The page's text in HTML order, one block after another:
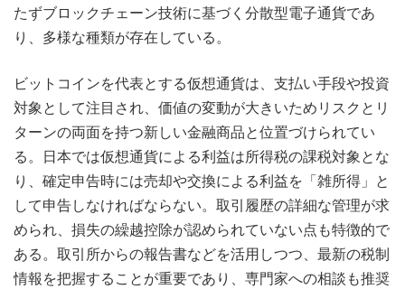
たずブロックチェーン技術に基づく分散型電子通貨であ
り、多様な種類が存在している。
ビットコインを代表とする仮想通貨は、支払い手段や投資
対象として注目され、価値の変動が大きいためリスクとリ
ターンの両面を持つ新しい金融商品と位置づけられてい
る。日本では仮想通貨による利益は所得税の課税対象とな
り、確定申告時には売却や交換による利益を「雑所得」と
して申告しなければならない。取引履歴の詳細な管理が求
められ、損失の繰越控除が認められていない点も特徴的で
ある。取引所からの報告書などを活用しつつ、最新の税制
情報を把握することが重要であり、専門家への相談も推奨